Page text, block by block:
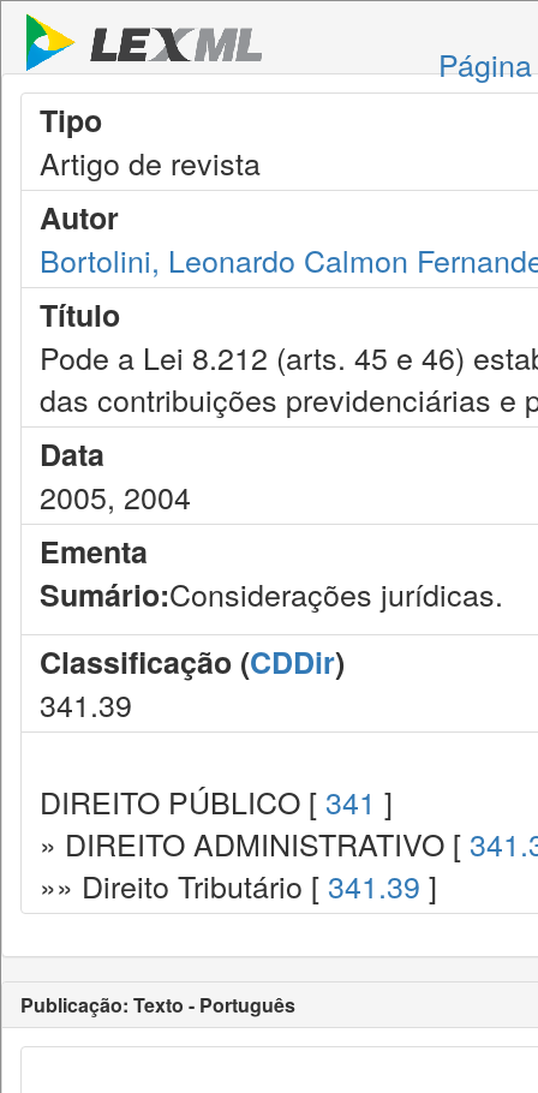
Tipo
Artigo de revista
Autor
Bortolini, Leonardo Calmon
Título
Pode a Lei 8.212 (arts. 45 e 46)
das contribuições previdenciárias e
Data
2005, 2004
Ementa
Sumário:Considerações jurídicas.
Classificação (CDDir)
341.39
DIREITO PÚBLICO [ 341 ]
» DIREITO ADMINISTRATIVO [
»» Direito Tributário [ 341.39 ]
Publicação: Texto - Português